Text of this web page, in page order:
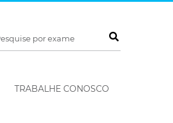
TRABALHE CONOSCO